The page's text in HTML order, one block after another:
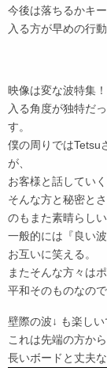
今後は落ちるかキ
入る方が早めの行
映像は変な波特集！
入る角度が独特だ
す。
僕の周りではTetsu
が、
お客様と話してい
そんな方と秘密と
のもまた素晴らしい
一般的には『良い
お互いに笑える。
またそんな方々は
平和そのものなの
壁際の波↓ も楽しい
これは先端の方か
長いボードと丈夫